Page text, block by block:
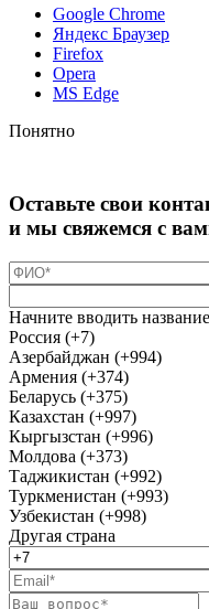
Google Chrome
Яндекс Браузер
Firefox
Opera
MS Edge
Понятно
Оставьте свои
и мы свяжемся с
Начните вводить
Россия (+7)
Азербайджан (+994)
Армения (+374)
Беларусь (+375)
Казахстан (+997)
Кыргызстан (+996)
Молдова (+373)
Таджикистан (+992)
Туркменистан (+993)
Узбекистан (+998)
Другая страна